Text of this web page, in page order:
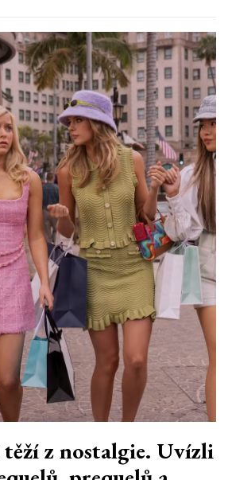
z nostalgie. Uvízli